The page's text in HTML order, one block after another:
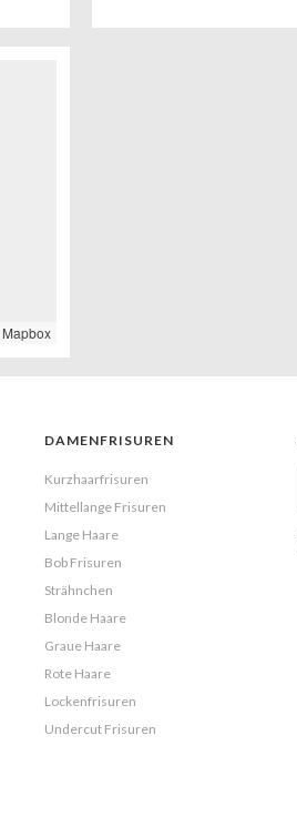
Mapbox
DAMENFRISUREN
Kurzhaarfrisuren
Mittellange Frisuren
Lange Haare
Bob Frisuren
Strähnchen
Blonde Haare
Graue Haare
Rote Haare
Lockenfrisuren
Undercut Frisuren